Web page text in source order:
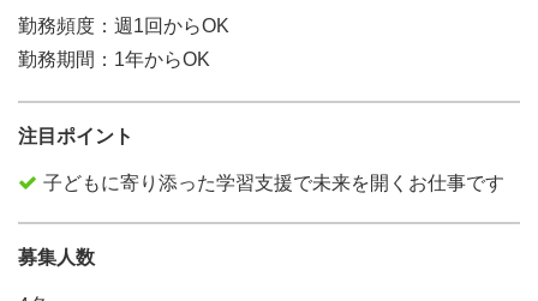
勤務頻度：週1回からOK
勤務期間：1年からOK
注目ポイント
子どもに寄り添った学習支援で未来を開くお仕事です
募集人数